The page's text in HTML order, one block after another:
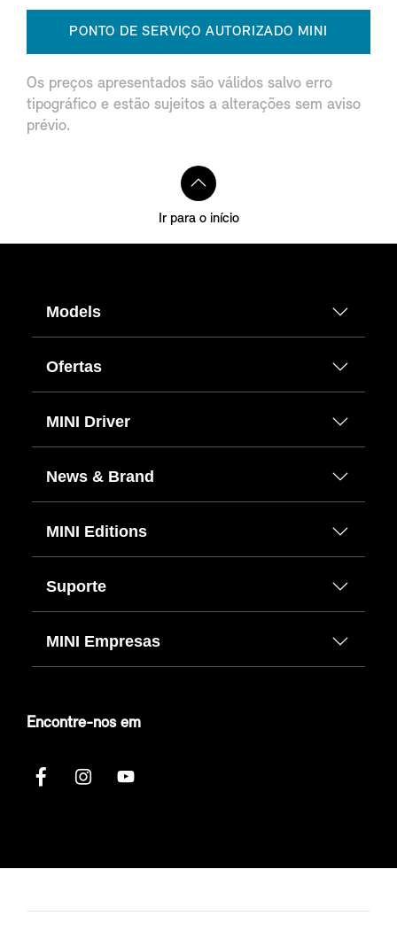
PONTO DE SERVIÇO AUTORIZADO MINI
Os preços apresentados são válidos salvo erro
tipográfico e estão sujeitos a alterações sem aviso
prévio.
Ir para o início
Models
Ofertas
MINI Driver
News & Brand
MINI Editions
Suporte
MINI Empresas
Encontre-nos em